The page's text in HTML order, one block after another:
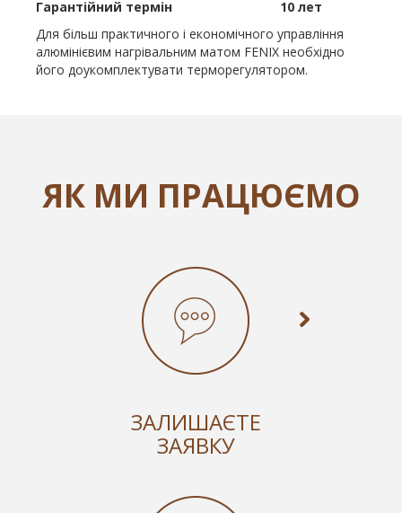
Гарантійний термін 10 лет
Для більш практичного і економічного управління
алюмінієвим нагрівальним матом FENIX необхідно
його доукомплектувати терморегулятором.
ЯК МИ ПРАЦЮЄМО
ЗАЛИШАЄТЕ
ЗАЯВКУ